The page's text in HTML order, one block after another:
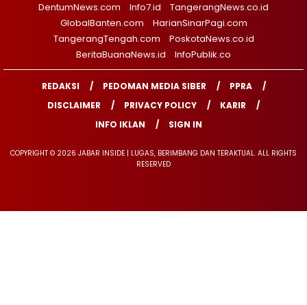
DentumNews.com
Info7.id
TangerangNews.co.id
GlobalBanten.com
HarianSinarPagi.com
TangerangTengah.com
PoskotaNews.co.id
BeritaBuanaNews.id
InfoPublik.co
REDAKSI PEDOMAN MEDIA SIBER
PPRA
DISCLAIMER
PRIVACY POLICY
KARIR
INFO IKLAN
SIGN IN
COPYRIGHT © 2026 JABAR INSIDE | LUGAS, BERIMBANG DAN TERAKTUAL. ALL RIGHTS
RESERVED